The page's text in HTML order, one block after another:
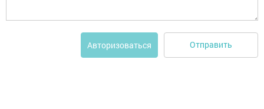
Авторизоваться Отправить